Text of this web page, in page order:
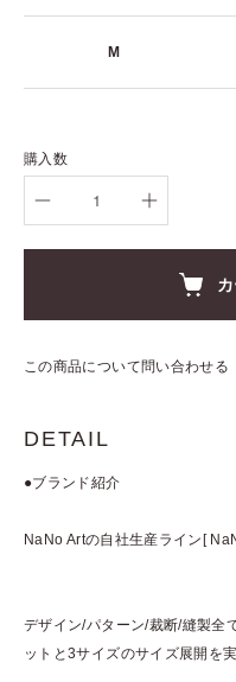
M
購入数
この商品について問い合わせる
DETAIL
●ブランド紹介
NaNo Artの自社生産ライン[
デザイン/パターン/裁断/縫製全
ットと3サイズのサイズ展開を